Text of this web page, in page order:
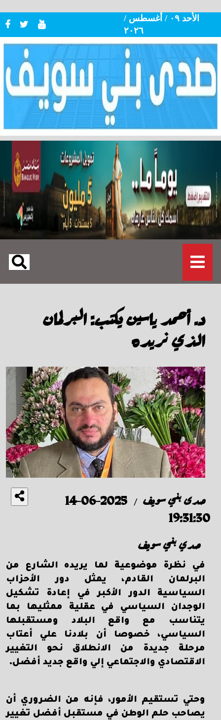
الأحد ٠٩ / أغسطس /
٢٠٢٦
د. أحمد ياسين يكتب: البرلمان
الذي نريده
صدى بني سويف /
2025-06-14
19:31:30
صدي بني سويف
في نظرة موضوعية لما يريده الشارع من
البرلمان القادم، يمثل دور الأحزاب
السياسية الدور الأكبر في إعادة تشكيل
الوجدان السياسي في عقلية ممثليها بما
يتناسب مع واقع البلاد ومستقبلها
السياسي، خصوصا أن بلادنا علي أعتاب
مرحلة جديدة من الانطلاق نحو التغيير
الاقتصادي والاجتماعي إلي واقع جديد أفضل.
وحتي تستقيم الأمور، فإنه من الضروري أن
يصاحب حلم الوطن في مستقبل أفضل تغيير